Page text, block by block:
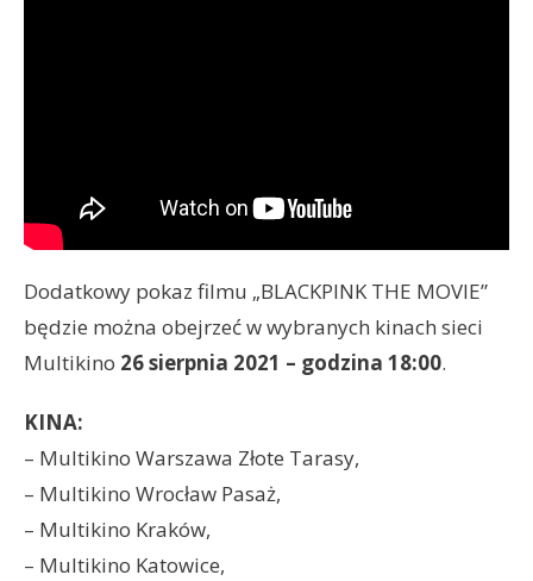
Dodatkowy pokaz filmu „BLACKPINK THE MOVIE”
będzie można obejrzeć w wybranych kinach sieci
Multikino 26 sierpnia 2021 – godzina 18:00.
KINA:
– Multikino Warszawa Złote Tarasy,
– Multikino Wrocław Pasaż,
– Multikino Kraków,
– Multikino Katowice,